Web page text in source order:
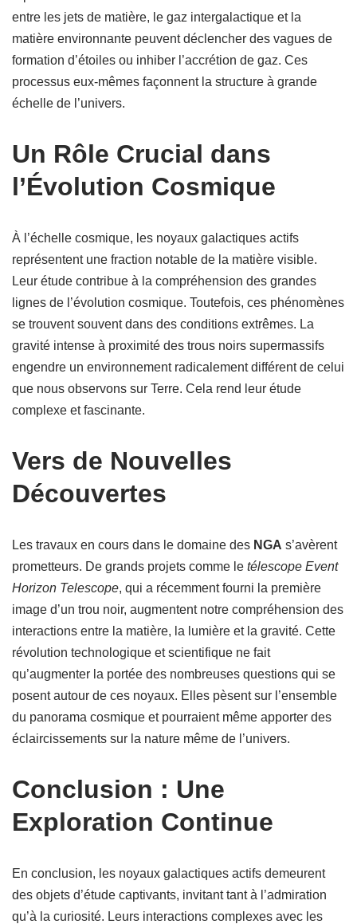
entre les jets de matière, le gaz intergalactique et la
matière environnante peuvent déclencher des vagues de
formation d’étoiles ou inhiber l’accrétion de gaz. Ces
processus eux-mêmes façonnent la structure à grande
échelle de l’univers.
Un Rôle Crucial dans
l’Évolution Cosmique
À l’échelle cosmique, les noyaux galactiques actifs
représentent une fraction notable de la matière visible.
Leur étude contribue à la compréhension des grandes
lignes de l’évolution cosmique. Toutefois, ces phénomènes
se trouvent souvent dans des conditions extrêmes. La
gravité intense à proximité des trous noirs supermassifs
engendre un environnement radicalement différent de celui
que nous observons sur Terre. Cela rend leur étude
complexe et fascinante.
Vers de Nouvelles
Découvertes
Les travaux en cours dans le domaine des NGA s’avèrent
prometteurs. De grands projets comme le télescope Event
Horizon Telescope, qui a récemment fourni la première
image d’un trou noir, augmentent notre compréhension des
interactions entre la matière, la lumière et la gravité. Cette
révolution technologique et scientifique ne fait
qu’augmenter la portée des nombreuses questions qui se
posent autour de ces noyaux. Elles pèsent sur l’ensemble
du panorama cosmique et pourraient même apporter des
éclaircissements sur la nature même de l’univers.
Conclusion : Une
Exploration Continue
En conclusion, les noyaux galactiques actifs demeurent
des objets d’étude captivants, invitant tant à l’admiration
qu’à la curiosité. Leurs interactions complexes avec les